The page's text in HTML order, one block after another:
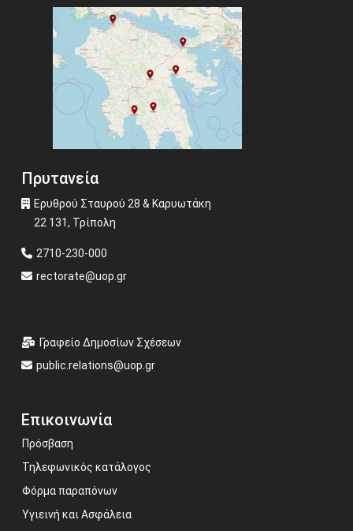
Πρυτανεία
Ερυθρού Σταυρού 28 & Καρυωτάκη
22 131, Τρίπολη
2710-230-000
rectorate@uop.gr
Γραφείο Δημοσίων Σχέσεων
public.relations@uop.gr
Επικοινωνία
Πρόσβαση
Τηλεφωνικός κατάλογος
Φόρμα παραπόνων
Υγιεινή και Ασφάλεια